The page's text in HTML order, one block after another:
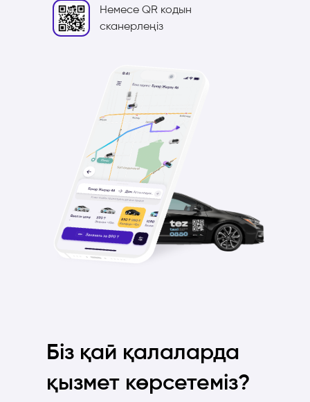
Немесе QR кодын
сканерлеңіз
Біз қай қалаларда
қызмет көрсетеміз?